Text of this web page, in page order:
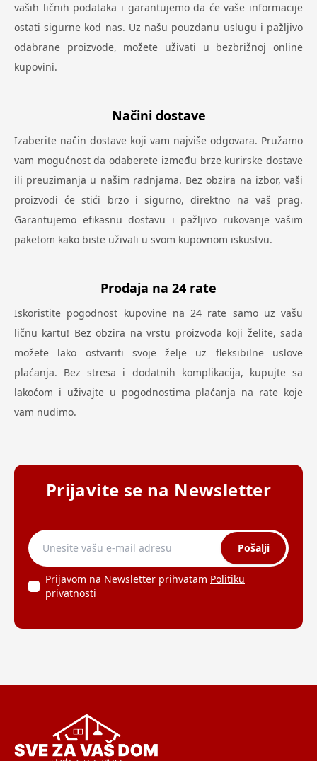
vaših ličnih podataka i garantujemo da će vaše informacije
ostati sigurne kod nas. Uz našu pouzdanu uslugu i pažljivo
odabrane proizvode, možete uživati u bezbrižnoj online
kupovini.
Načini dostave
Izaberite način dostave koji vam najviše odgovara. Pružamo
vam mogućnost da odaberete između brze kurirske dostave
ili preuzimanja u našim radnjama. Bez obzira na izbor, vaši
proizvodi će stići brzo i sigurno, direktno na vaš prag.
Garantujemo efikasnu dostavu i pažljivo rukovanje vašim
paketom kako biste uživali u svom kupovnom iskustvu.
Prodaja na 24 rate
Iskoristite pogodnost kupovine na 24 rate samo uz vašu
ličnu kartu! Bez obzira na vrstu proizvoda koji želite, sada
možete lako ostvariti svoje želje uz fleksibilne uslove
plaćanja. Bez stresa i dodatnih komplikacija, kupujte sa
lakoćom i uživajte u pogodnostima plaćanja na rate koje
vam nudimo.
Prijavite se na Newsletter
Pošalji
Prijavom na Newsletter prihvatam Politiku
privatnosti